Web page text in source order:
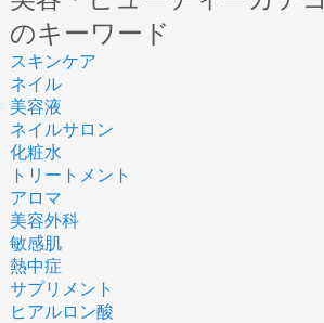
のキーワード
スキンケア
ネイル
美容液
ネイルサロン
化粧水
トリートメント
アロマ
美容外科
敏感肌
熱中症
サプリメント
ヒアルロン酸